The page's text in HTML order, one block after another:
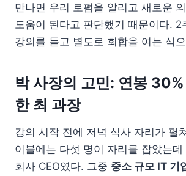
만나면 우리 로펌을 알리고 새로운
도움이 된다고 판단했기 때문이다. 2
강의를 듣고 별도로 회합을 여는 식
박 사장의 고민: 연봉
한 최 과장
강의 시작 전에 저녁 식사 자리가 펼
이블에는 다섯 명이 자리를 잡았는
회사 CEO였다. 그중 중소 규모 IT 기